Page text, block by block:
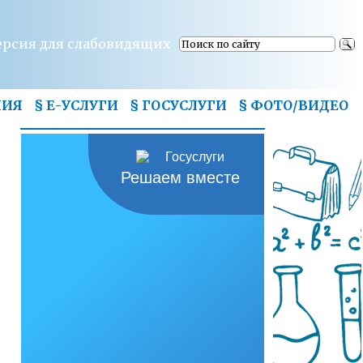
для слабовидящих
§ Е-УСЛУГИ § ГОСУСЛУГИ § ФОТО/ВИДЕО
Решаем вместе